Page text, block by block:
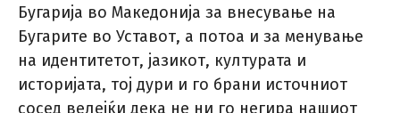
Бугарија во Македонија за внесување на
Бугарите во Уставот, а потоа и за менување
на идентитетот, јазикот, културата и
историјата, тој дури и го брани источниот
сосед велејќи дека не ни го негира нашиот